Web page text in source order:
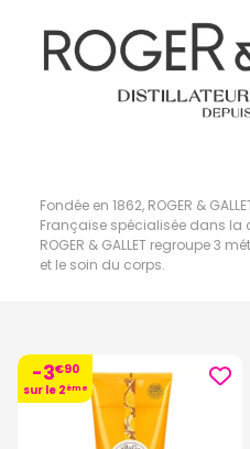
Fondée en 1862, ROGER &
Française spécialisée dans la
ROGER & GALLET regroupe 3
et le soin du corps.
-3€90
sur le 2ème